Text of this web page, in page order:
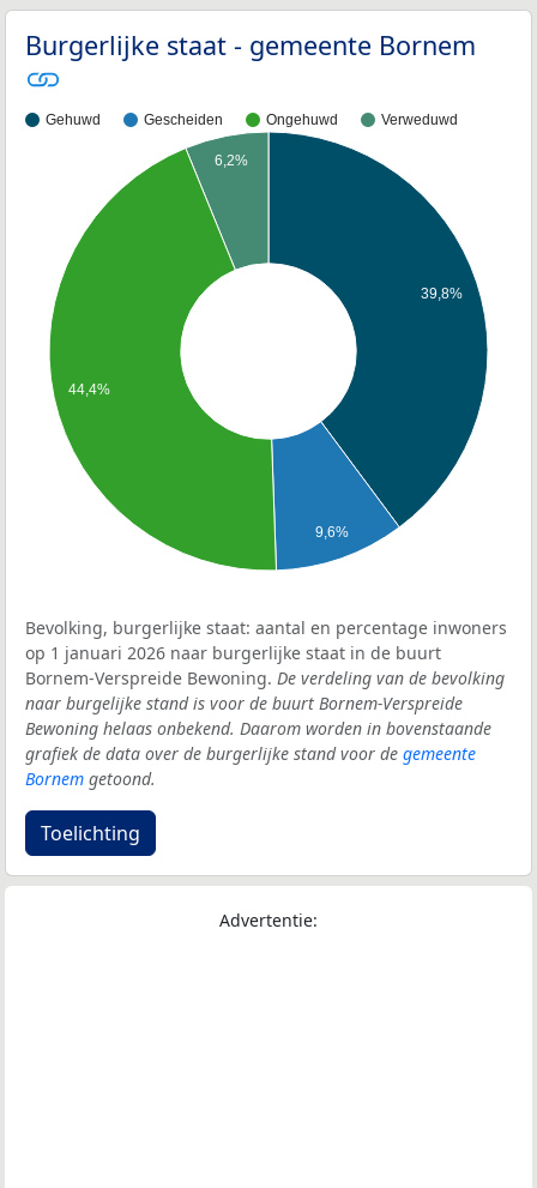
Burgerlijke staat - gemeente Bornem
Gehuwd Gescheiden Ongehuwd Verweduwd
39,8%
9,6%
6,2%
44,4%
Bevolking, burgerlijke staat: aantal en percentage inwoners
op 1 januari 2026 naar burgerlijke staat in de buurt
Bornem-Verspreide Bewoning. De verdeling van de bevolking
naar burgelijke stand is voor de buurt Bornem-Verspreide
Bewoning helaas onbekend. Daarom worden in bovenstaande
grafiek de data over de burgerlijke stand voor de gemeente
Bornem getoond.
Toelichting
Advertentie: